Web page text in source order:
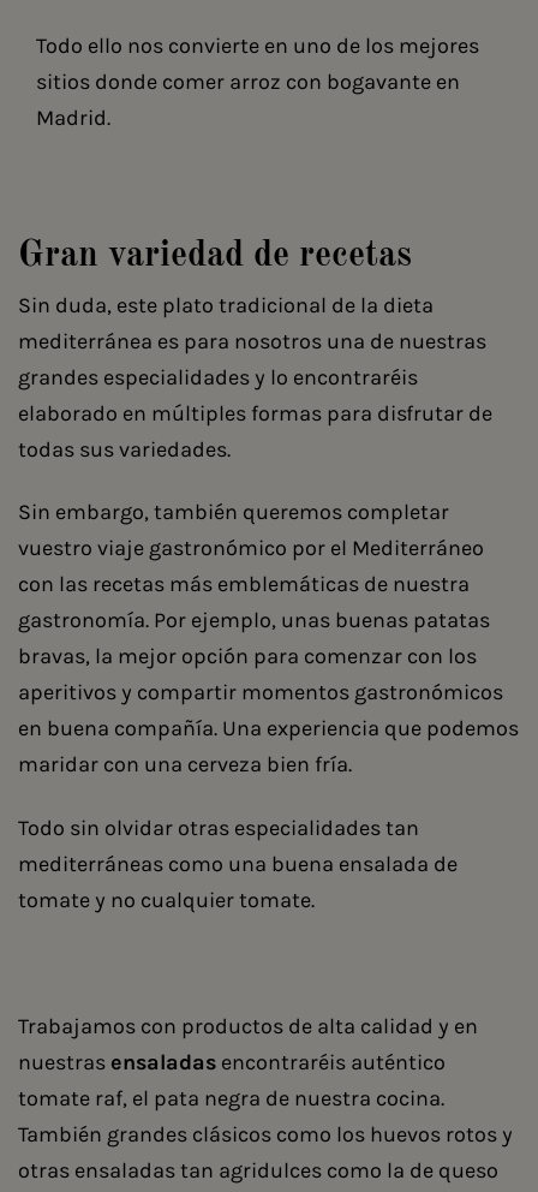
Todo ello nos convierte en uno de los mejores
sitios donde comer arroz con bogavante en
Madrid.
Gran variedad de recetas
Sin duda, este plato tradicional de la dieta
mediterránea es para nosotros una de nuestras
grandes especialidades y lo encontraréis
elaborado en múltiples formas para disfrutar de
todas sus variedades.
Sin embargo, también queremos completar
vuestro viaje gastronómico por el Mediterráneo
con las recetas más emblemáticas de nuestra
gastronomía. Por ejemplo, unas buenas patatas
bravas, la mejor opción para comenzar con los
aperitivos y compartir momentos gastronómicos
en buena compañía. Una experiencia que podemos
maridar con una cerveza bien fría.
Todo sin olvidar otras especialidades tan
mediterráneas como una buena ensalada de
tomate y no cualquier tomate.
Trabajamos con productos de alta calidad y en
nuestras ensaladas encontraréis auténtico
tomate raf, el pata negra de nuestra cocina.
También grandes clásicos como los huevos rotos y
otras ensaladas tan agridulces como la de queso